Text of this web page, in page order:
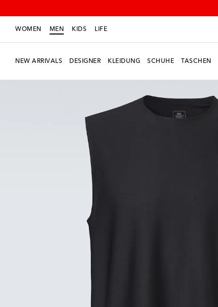
WOMEN MEN KIDS LIFE
NEW ARRIVALS DESIGNER KLEIDUNG SCHUHE TASCHEN